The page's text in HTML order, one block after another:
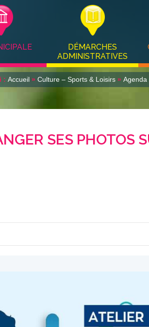
DÉMARCHES
ADMINISTRATIVES
:Accueil »Culture – Sports & Loisirs »Agenda
SES PHOTOS